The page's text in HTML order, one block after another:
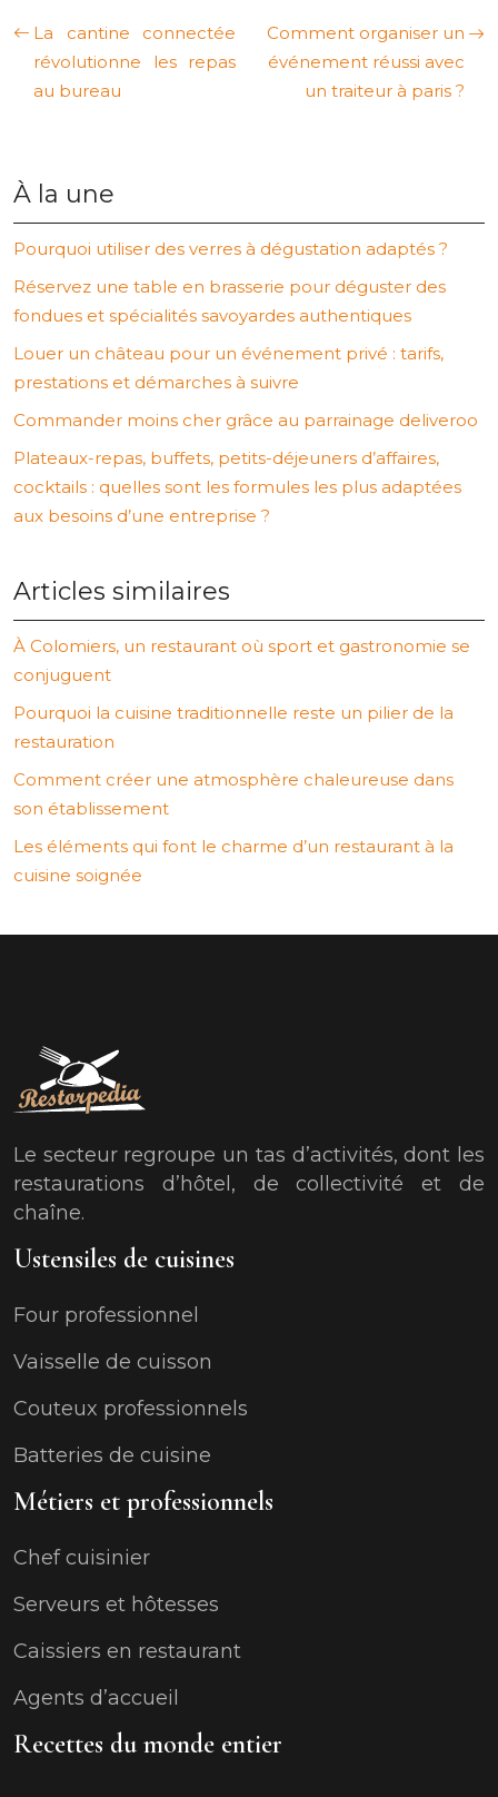
La cantine connectée
révolutionne les repas
au bureau
Comment organiser un
événement réussi avec
un traiteur à paris ?
À la une
Pourquoi utiliser des verres à dégustation adaptés ?
Réservez une table en brasserie pour déguster des
fondues et spécialités savoyardes authentiques
Louer un château pour un événement privé : tarifs,
prestations et démarches à suivre
Commander moins cher grâce au parrainage deliveroo
Plateaux-repas, buffets, petits-déjeuners d’affaires,
cocktails : quelles sont les formules les plus adaptées
aux besoins d’une entreprise ?
Articles similaires
À Colomiers, un restaurant où sport et gastronomie se
conjuguent
Pourquoi la cuisine traditionnelle reste un pilier de la
restauration
Comment créer une atmosphère chaleureuse dans
son établissement
Les éléments qui font le charme d’un restaurant à la
cuisine soignée
Le secteur regroupe un tas d’activités, dont les
restaurations d’hôtel, de collectivité et de
chaîne.
Ustensiles de cuisines
Four professionnel
Vaisselle de cuisson
Couteux professionnels
Batteries de cuisine
Métiers et professionnels
Chef cuisinier
Serveurs et hôtesses
Caissiers en restaurant
Agents d’accueil
Recettes du monde entier